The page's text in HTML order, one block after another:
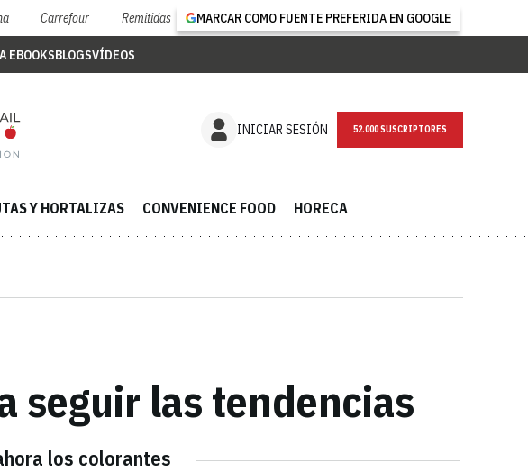
Carrefour Remitidas MARCAR COMO FUENTE PREFERIDA EN GOOGLE
EBOOKSBLOGSVÍDEOS
INICIAR SESIÓN NEWSLETTER
Y HORTALIZAS CONVENIENCE FOOD HORECA
seguir las tendencias
los colorantes